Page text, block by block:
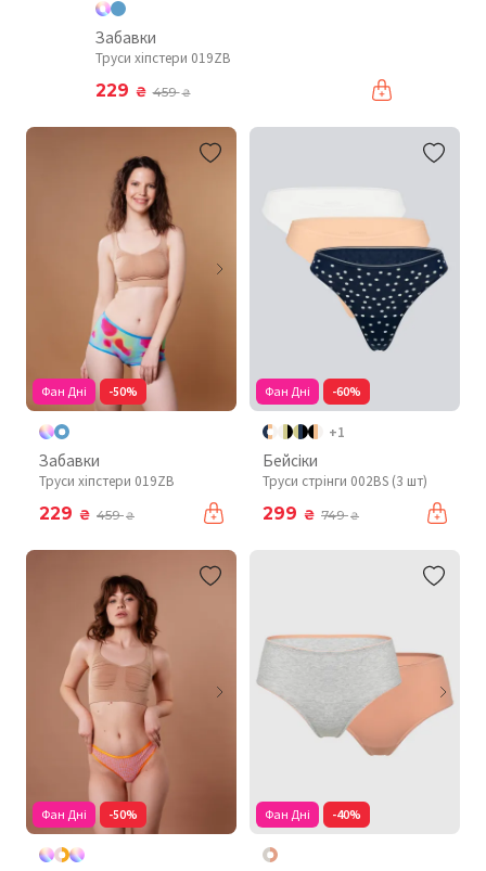
Забавки
Труси хіпстери 019ZB
229 ₴ 459₴
Фан Дні -50%
Забавки
Труси хіпстери 019ZB
229 ₴ 459₴
Фан Дні -60%
+1
Бейсіки
Труси стрінги 002BS (3 шт)
299 ₴ 749₴
Фан Дні -50% Фан Дні -40%